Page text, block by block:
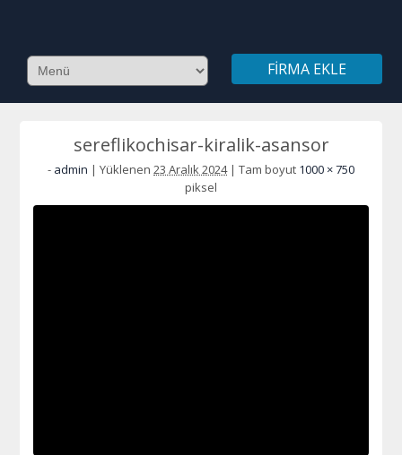
FIRMA EKLE
sereflikochisar-kiralik-asansor
- admin | Yüklenen 23 Aralık 2024 | Tam boyut 1000 × 750
piksel